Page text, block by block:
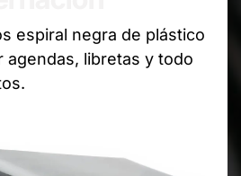
espiral negra de plástico
agendas, libretas y todo